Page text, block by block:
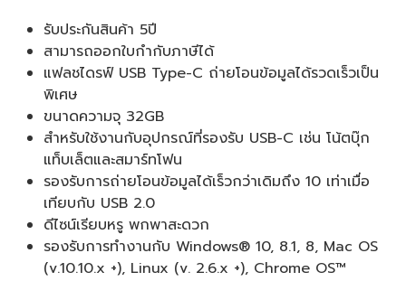
รับประกันสินค้า 5ปี
สามารถออกใบกำกับภาษีได้
แฟลชไดรฟ์ USB Type-C ถ่ายโอนข้อมูลได้รวดเร็วเป็น
พิเศษ
ขนาดความจุ 32GB
สำหรับใช้งานกับอุปกรณ์ที่รองรับ USB-C เช่น โน้ตบุ๊ก
แท็บเล็ตและสมาร์ทโฟน
รองรับการถ่ายโอนข้อมูลได้เร็วกว่าเดิมถึง 10 เท่าเมื่อ
เทียบกับ USB 2.0
ดีไซน์เรียบหรู พกพาสะดวก
รองรับการทำงานกับ Windows® 10, 8.1, 8, Mac OS
(v.10.10.x +), Linux (v. 2.6.x +), Chrome OS™